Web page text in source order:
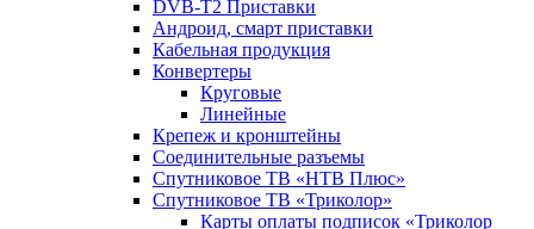
DVB-Т2 Приставки
Андроид, смарт приставки
Кабельная продукция
Конвертеры
Круговые
Линейные
Крепеж и кронштейны
Соединительные разъемы
Спутниковое ТВ «НТВ Плюс»
Спутниковое ТВ «Триколор»
Карты оплаты подписок «Триколор